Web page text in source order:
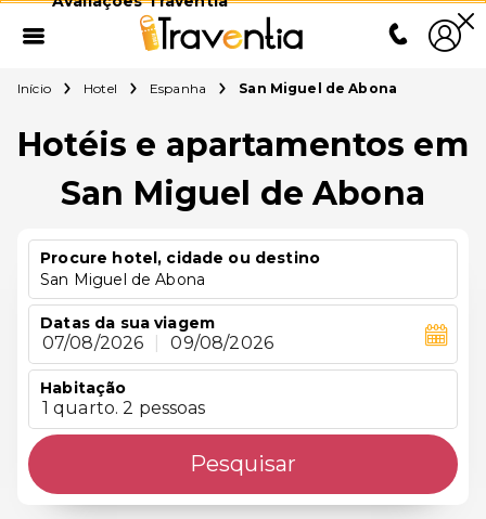
Início Hotel Espanha San Miguel de Abona
Hotéis e apartamentos em
San Miguel de Abona
Procure hotel, cidade ou destino
San Miguel de Abona
Datas da sua viagem
07/08/2026 09/08/2026
Habitação
1 quarto. 2 pessoas
Pesquisar